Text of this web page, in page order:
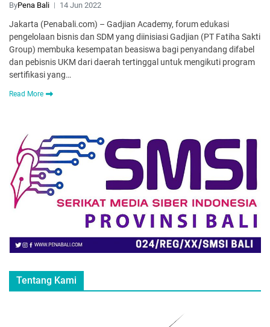
ByPena Bali 14 Jun 2022
Jakarta (Penabali.com) – Gadjian Academy, forum edukasi
pengelolaan bisnis dan SDM yang diinisiasi Gadjian (PT Fatiha Sakti
Group) membuka kesempatan beasiswa bagi penyandang difabel
dan pebisnis UKM dari daerah tertinggal untuk mengikuti program
sertifikasi yang…
Read More
Tentang Kami